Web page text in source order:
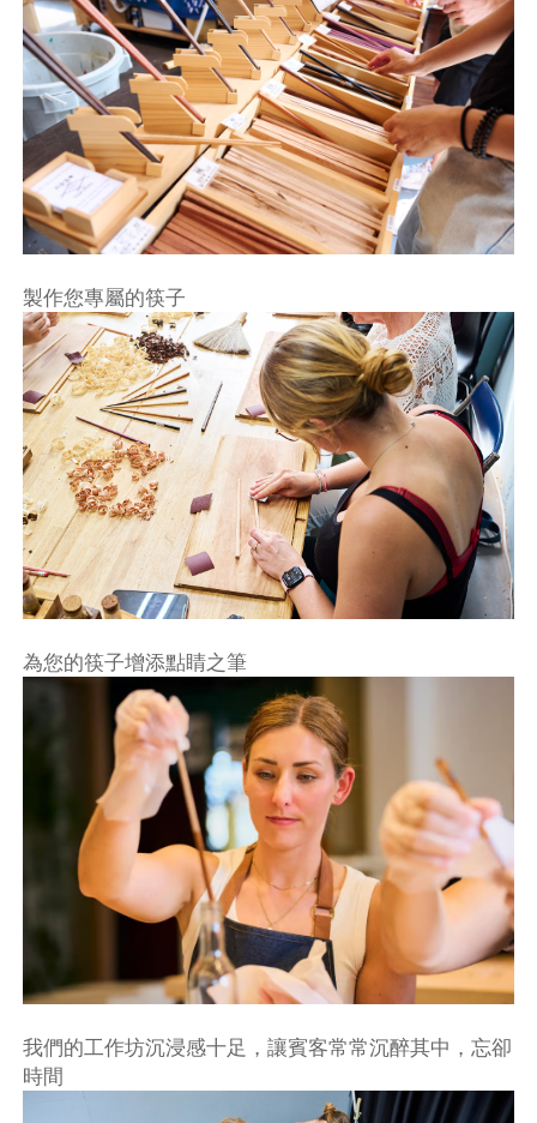
製作您專屬的筷子
為您的筷子增添點睛之筆
我們的工作坊沉浸感十足，讓賓客常常沉醉其中，忘卻
時間